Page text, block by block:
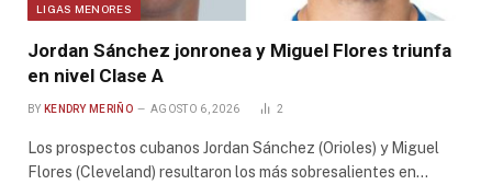
LIGAS MENORES
Jordan Sánchez jonronea y Miguel Flores triunfa
en nivel Clase A
BY KENDRY MERIÑO AGOSTO 6, 2026 2
Los prospectos cubanos Jordan Sánchez (Orioles) y Miguel
Flores (Cleveland) resultaron los más sobresalientes en…